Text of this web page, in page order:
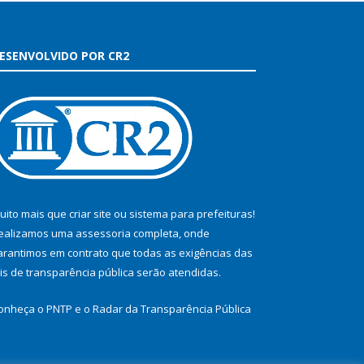
POR CR2
mais que criar site ou sistema para prefeituras!
uma assessoria completa, onde
em contrato que todas as exigências das
de transparência pública serão atendidas.
o PNTP e o Radar da Transparência Pública